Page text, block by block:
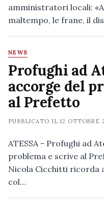
amministratori locali:
maltempo, le frane, il
NEWS
Profughi ad
accorge del
al Prefetto
PUBBLICATO IL12 OTTOBRE
ATESSA - Profughi ad
problema e scrive al
Nicola Cicchitti ricorda
col…